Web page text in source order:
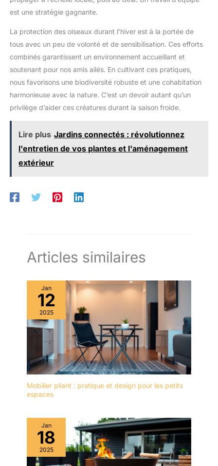
est une stratégie gagnante.
La protection des oiseaux durant l’hiver est à la portée de
tous avec un peu de volonté et de sensibilisation. Ces efforts
combinés garantissent un environnement accueillant et
soutenant pour nos amis ailés. En cultivant ces pratiques,
nous favorisons une biodiversité robuste et une cohabitation
harmonieuse avec la nature. C’est un devoir autant qu’un
privilège d’aider ces créatures durant la saison froide.
Lire plus Jardins connectés : révolutionnez
l'entretien de vos plantes et l'aménagement
extérieur
Articles similaires
Jan
12
2025
Mobilier pliant : pratique et design pour les petits
espaces
Jan
18
2025